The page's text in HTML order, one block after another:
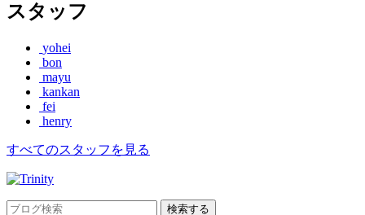
スタッフ
yohei
bon
mayu
kankan
fei
henry
すべてのスタッフを見る